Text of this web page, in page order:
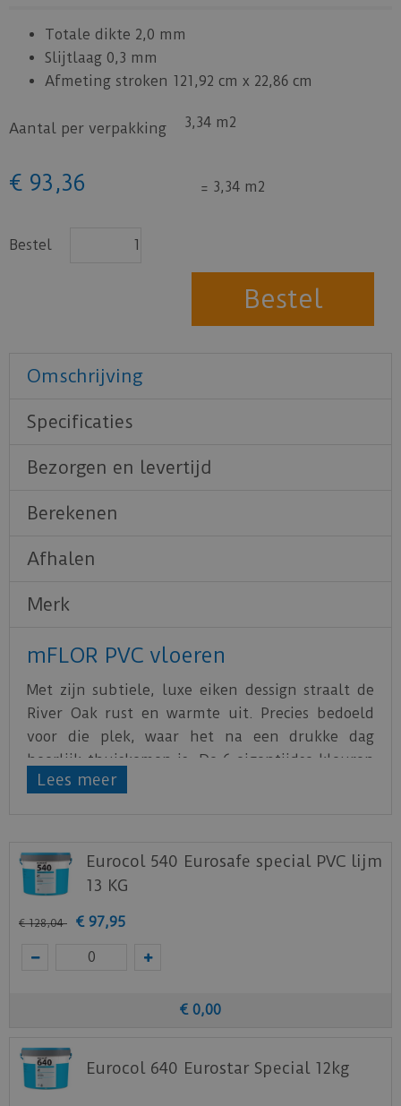
Totale dikte 2,0 mm
Slijtlaag 0,3 mm
Afmeting stroken 121,92 cm x 22,86 cm
Aantal per verpakking 3,34 m2
€ 93 ,36 = 3,34 m2
Bestel
Omschrijving
Specificaties
Bezorgen en levertijd
Berekenen
Afhalen
Merk
mFLOR PVC vloeren
Met zijn subtiele, luxe eiken dessign straalt de
River Oak rust en warmte uit. Precies bedoeld
voor die plek, waar het na een drukke dag
heerlijk thuiskomen is. De 6 eigentijdse kleuren
geven je interieur de sfeer die het verdient.
versie met extra grote stroken en in gewone en
XL visgraatstroken. De creatieve mogelijkheden
de onderhoudsinstructie.
Staal aanvragen
Lees meer
Eurocol 540 Eurosafe special PVC lijm
13 KG
€ 128,04 € 97,95
€ 0,00
Eurocol 640 Eurostar Special 12kg